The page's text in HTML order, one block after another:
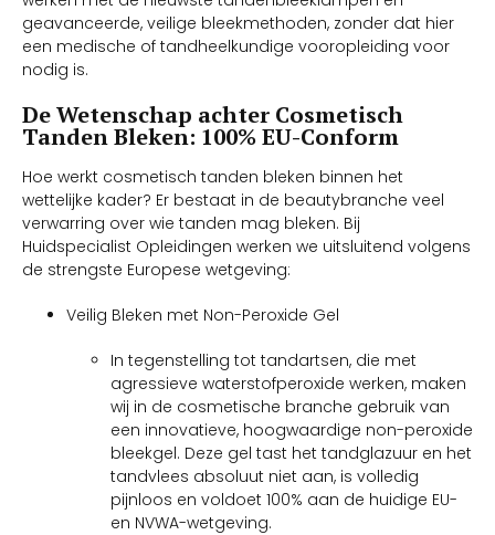
geavanceerde, veilige bleekmethoden, zonder dat hier
een medische of tandheelkundige vooropleiding voor
nodig is.
De Wetenschap achter Cosmetisch
Tanden Bleken: 100% EU-Conform
Hoe werkt cosmetisch tanden bleken binnen het
wettelijke kader? Er bestaat in de beautybranche veel
verwarring over wie tanden mag bleken. Bij
Huidspecialist Opleidingen werken we uitsluitend volgens
de strengste Europese wetgeving:
Veilig Bleken met Non-Peroxide Gel
In tegenstelling tot tandartsen, die met
agressieve waterstofperoxide werken, maken
wij in de cosmetische branche gebruik van
een innovatieve, hoogwaardige non-peroxide
bleekgel. Deze gel tast het tandglazuur en het
tandvlees absoluut niet aan, is volledig
pijnloos en voldoet 100% aan de huidige EU-
en NVWA-wetgeving.